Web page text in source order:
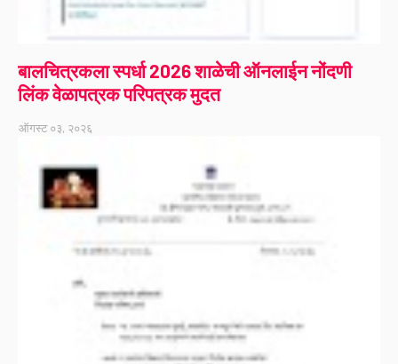
बालचित्रकला स्पर्धा 2026 शाळेची ऑनलाईन नोंदणी
लिंक वेळापत्रक परिपत्रक मुदत
ऑगस्ट ०३, २०२६